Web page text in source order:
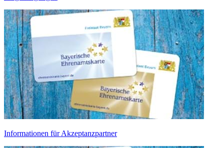
Informationen für Akzeptanzpartner